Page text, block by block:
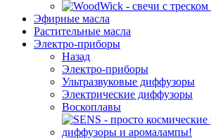
Эфирные масла
Растительные масла
Электро-приборы
Назад
Электро-приборы
Ультразвуковые диффузоры
Электрические диффузоры
Воскоплавы